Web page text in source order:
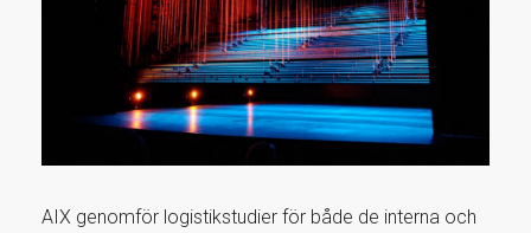
AIX genomför logistikstudier för både de interna och